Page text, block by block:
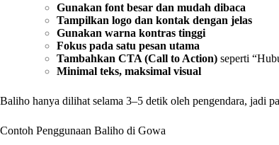
Gunakan font besar dan mudah dibaca
Tampilkan logo dan kontak dengan jelas
Gunakan warna kontras tinggi
Fokus pada satu pesan utama
Tambahkan CTA (Call to Action) seperti
Minimal teks, maksimal visual
Baliho hanya dilihat selama 3–5 detik oleh pengendara, jadi
Contoh Penggunaan Baliho di Gowa